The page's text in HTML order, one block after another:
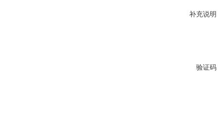
补充说明
验证码